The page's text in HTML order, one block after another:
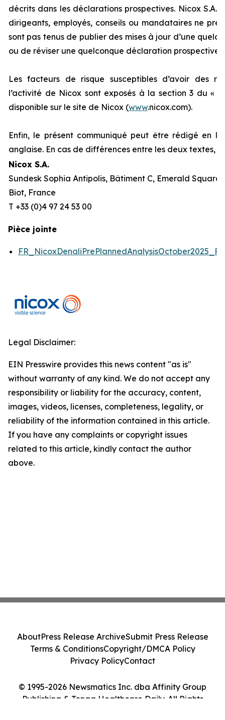
décrits dans les déclarations prospectives. Nicox S.A.
dirigeants, employés, conseils ou mandataires ne
sont pas tenus de publier des mises à jour d’une
ou de réviser une quelconque déclaration prospective.
Les facteurs de risque susceptibles d’avoir des
l’activité de Nicox sont exposés à la section 3 du «
disponible sur le site de Nicox (www.nicox.com).
Enfin, le présent communiqué peut être rédigé en
anglaise. En cas de différences entre les deux textes,
Nicox S.A.
Sundesk Sophia Antipolis, Bâtiment C, Emerald
Biot, France
T +33 (0)4 97 24 53 00
Pièce jointe
Legal Disclaimer:
EIN Presswire provides this news content "as is"
without warranty of any kind. We do not accept any
responsibility or liability for the accuracy, content,
images, videos, licenses, completeness, legality, or
reliability of the information contained in this article.
If you have any complaints or copyright issues
related to this article, kindly contact the author
above.
© 1995-2026 Newsmatics Inc. dba Affinity Group
Publishing & Tonga Healthcare Daily. All Rights
AboutPress Release ArchiveSubmit Press Release
Terms & ConditionsCopyright/DMCA Policy
Privacy PolicyContact